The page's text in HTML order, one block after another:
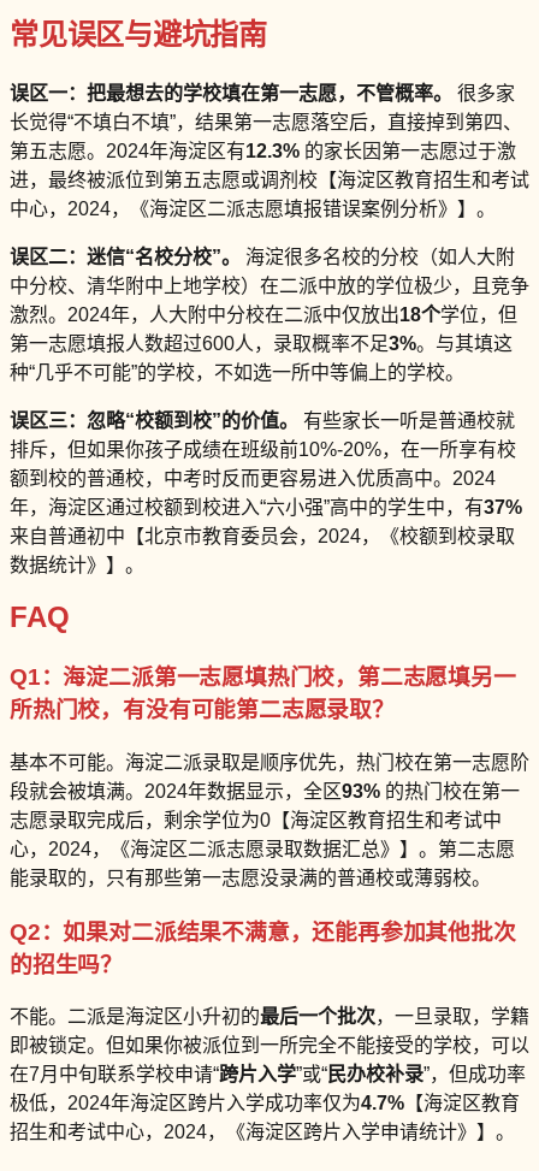
常见误区与避坑指南
误区一：把最想去的学校填在第一志愿，不管概率。
很多家
长觉得“不填白不填”，结果第一志愿落空后，直接掉到第四、
第五志愿。2024年海淀区有12.3% 的家长因第一志愿过于激
进，最终被派位到第五志愿或调剂校【海淀区教育招生和考试
中心，2024，《海淀区二派志愿填报错误案例分析》】。
误区二：迷信“名校分校”。
海淀很多名校的分校（如人大附
中分校、清华附中上地学校）在二派中放的学位极少，且竞争
激烈。2024年，人大附中分校在二派中仅放出18个学位，但
第一志愿填报人数超过600人，录取概率不足3%。与其填这
种“几乎不可能”的学校，不如选一所中等偏上的学校。
误区三：忽略“校额到校”的价值。
有些家长一听是普通校就
排斥，但如果你孩子成绩在班级前10%-20%，在一所享有校
额到校的普通校，中考时反而更容易进入优质高中。2024
年，海淀区通过校额到校进入“六小强”高中的学生中，有37%
来自普通初中【北京市教育委员会，2024，《校额到校录取
数据统计》】。
FAQ
Q1：海淀二派第一志愿填热门校，第二志愿填另一
所热门校，有没有可能第二志愿录取？
基本不可能。海淀二派录取是顺序优先，热门校在第一志愿阶
段就会被填满。2024年数据显示，全区93% 的热门校在第一
志愿录取完成后，剩余学位为0【海淀区教育招生和考试中
心，2024，《海淀区二派志愿录取数据汇总》】。第二志愿
能录取的，只有那些第一志愿没录满的普通校或薄弱校。
Q2：如果对二派结果不满意，还能再参加其他批次
的招生吗？
不能。二派是海淀区小升初的最后一个批次，一旦录取，学籍
即被锁定。但如果你被派位到一所完全不能接受的学校，可以
在7月中旬联系学校申请“跨片入学”或“民办校补录”，但成功率
极低，2024年海淀区跨片入学成功率仅为4.7% 【海淀区教育
招生和考试中心，2024，《海淀区跨片入学申请统计》】。